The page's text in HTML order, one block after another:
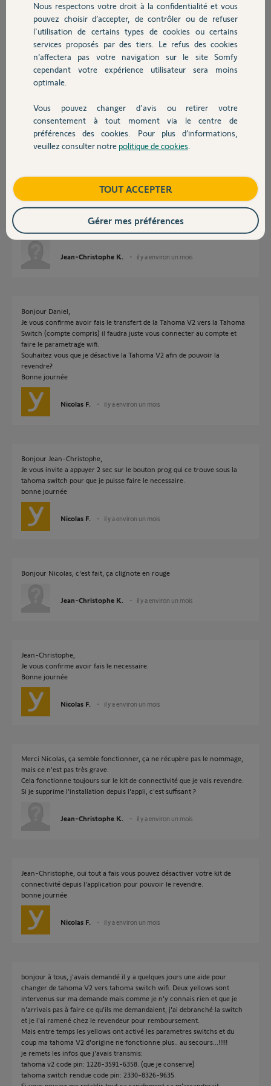
Chauffage
Autres produits
Devis avec un pro
Contact
grand merci d'avance
DANIEL
Merci,
Daniel L.
il y a environ un mois
Réponses
Bonjour, je remplace un kit de connectivité par TaHoma switch,
Kit de connectivité : 2117-4255-9818
Tahoma switch : 2310-5177-6054
Jean-Christophe K. il y a environ un mois
Bonjour Daniel,
Je vous confirme avoir fais le transfert de la Tahoma V2 vers la Tahoma
Switch (compte compris) il faudra juste vous connecter au compte et
faire le parametrage wifi.
Souhaitez vous que je désactive la Tahoma V2 afin de pouvoir la
revendre?
Bonne journée
Nicolas F. il y a environ un mois
Bonjour Jean-Christophe,
Je vous invite a appuyer 2 sec sur le bouton prog qui ce trouve sous la
tahoma switch pour que je puisse faire le necessaire.
bonne journée
Nicolas F. il y a environ un mois
Bonjour Nicolas, c'est fait, ça clignote en rouge
Jean-Christophe K. il y a environ un mois
Jean-Christophe,
Je vous confirme avoir fais le necessaire.
Bonne journée
Nicolas F. il y a environ un mois
Merci Nicolas, ça semble fonctionner, ça ne récupère pas le nommage,
mais ce n'est pas très grave.
Cela fonctionne toujours sur le kit de connectivité que je vais revendre.
Si je supprime l'installation depuis l'appli, c'est suffisant ?
Jean-Christophe K. il y a environ un mois
Jean-Christophe, oui tout a fais vous pouvez désactiver votre kit de
connectivité depuis l'application pour pouvoir le revendre.
bonne journée
Nicolas F. il y a environ un mois
bonjour à tous, j'avais demandé il y a quelques jours une aide pour
changer de tahoma V2 vers tahoma switch wifi. Deux yellows sont
intervenus sur ma demande mais comme je n'y connais rien et que je
n'arrivais pas à faire ce qu'ils me demandaient, j'ai debranché la switch
et je l'ai ramené chez le revendeur pour remboursement.
Mais entre temps les yellows ont activé les parametres switchs et du
coup ma tahoma V2 d'origine ne fonctionne plus.. au secours...!!!!!
je remets les infos que j'avais transmis:
tahoma v2 code pin: 1228-3591-6358. (que je conserve)
tahoma switch rendue code pin: 2330-8326-9635.
Nous respectons votre droit à la confidentialité et vous
pouvez choisir d’accepter, de contrôler ou de refuser
l'utilisation de certains types de cookies ou certains
services proposés par des tiers. Le refus des cookies
n’affectera pas votre navigation sur le site Somfy
cependant votre expérience utilisateur sera moins
optimale.
Vous pouvez changer d'avis ou retirer votre
consentement à tout moment via le centre de
préférences des cookies. Pour plus d’informations,
veuillez consulter notre politique de cookies
TOUT ACCEPTER
Gérer mes préférences